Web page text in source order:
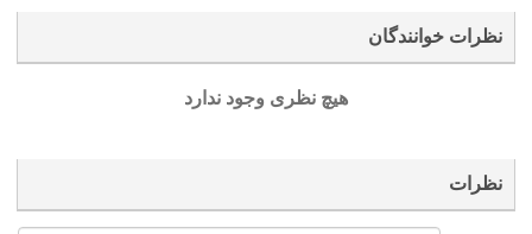
نظرات خوانندگان
هیچ نظری وجود ندارد
نظرات